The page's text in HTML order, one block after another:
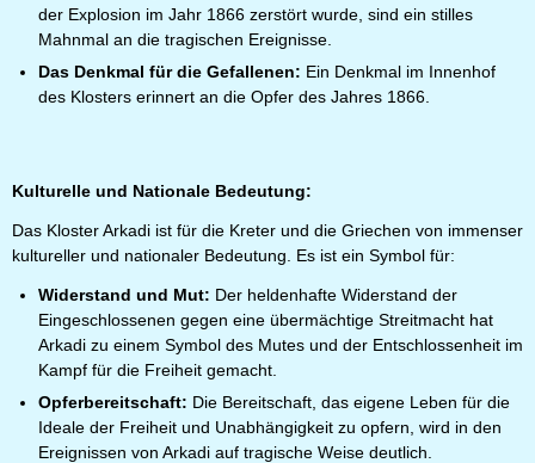
der Explosion im Jahr 1866 zerstört wurde, sind ein stilles
Mahnmal an die tragischen Ereignisse.
Das Denkmal für die Gefallenen: Ein Denkmal im Innenhof
des Klosters erinnert an die Opfer des Jahres 1866.
Kulturelle und Nationale Bedeutung:
Das Kloster Arkadi ist für die Kreter und die Griechen von immenser
kultureller und nationaler Bedeutung. Es ist ein Symbol für:
Widerstand und Mut: Der heldenhafte Widerstand der
Eingeschlossenen gegen eine übermächtige Streitmacht hat
Arkadi zu einem Symbol des Mutes und der Entschlossenheit im
Kampf für die Freiheit gemacht.
Opferbereitschaft: Die Bereitschaft, das eigene Leben für die
Ideale der Freiheit und Unabhängigkeit zu opfern, wird in den
Ereignissen von Arkadi auf tragische Weise deutlich.